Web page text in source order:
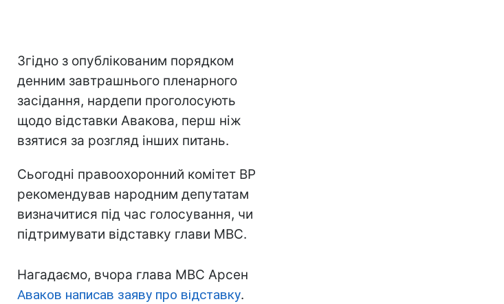
Згідно з опублікованим порядком
денним завтрашнього пленарного
засідання, нардепи проголосують
щодо відставки Авакова, перш ніж
взятися за розгляд інших питань.
Сьогодні правоохоронний комітет ВР
рекомендував народним депутатам
визначитися під час голосування, чи
підтримувати відставку глави МВС.
Нагадаємо, вчора глава МВС Арсен
Аваков написав заяву про відставку.